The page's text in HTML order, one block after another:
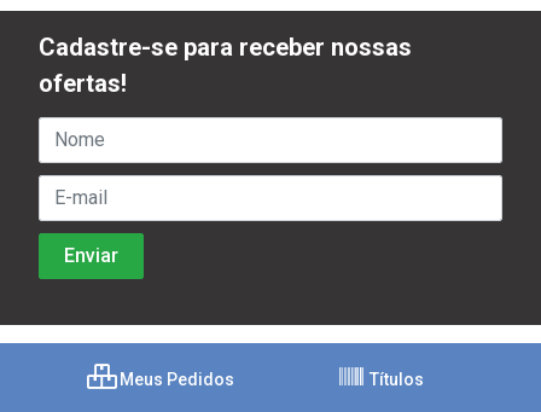
Cadastre-se para receber nossas
ofertas!
Meus Pedidos Títulos